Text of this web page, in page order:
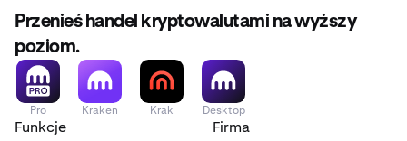
Przenieś handel kryptowalutami na wyższy
poziom.
Pro Kraken Krak Desktop
Funkcje Firma